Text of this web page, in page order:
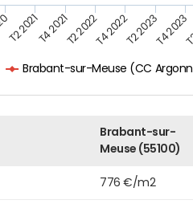
Brabant-sur-Meuse (CC
T2 2021T4 2021T2 2022T4 2022T2 2023T4 2023
Brabant-sur-
Meuse (55100)
776 €/m2